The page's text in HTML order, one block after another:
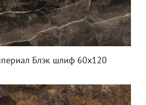
Блэк шлиф 60x120